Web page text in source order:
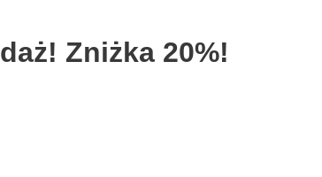
Zniżka 20%!